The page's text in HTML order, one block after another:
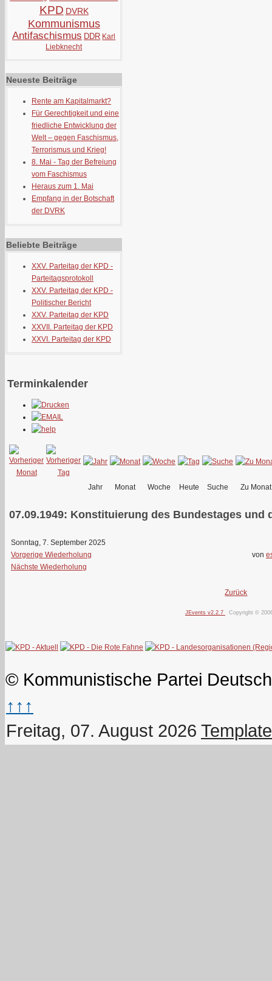
KPD DVRK
Kommunismus
Antifaschismus DDR Karl
Liebknecht
Neueste Beiträge
Rente am Kapitalmarkt?
Für Gerechtigkeit und eine
friedliche Entwicklung der
Welt – gegen Faschismus,
Terrorismus und Krieg!
8. Mai - Tag der Befreiung
vom Faschismus
Heraus zum 1. Mai
Empfang in der Botschaft
der DVRK
Beliebte Beiträge
XXV. Parteitag der KPD -
Parteitagsprotokoll
XXV. Parteitag der KPD -
Politischer Bericht
XXV. Parteitag der KPD
XXVII. Parteitag der KPD
XXVI. Parteitag der KPD
Terminkalender
Jahr Monat Woche Heute Suche Zu Monat
07.09.1949: Konstituierung des Bundestages und
Sonntag, 7. September 2025
Vorgerige Wiederholung
Nächste Wiederholung
von
Zurück
JEvents v2.2.7 Copyright ©
© Kommunistische Partei
↑↑↑
Freitag, 07. August 2026